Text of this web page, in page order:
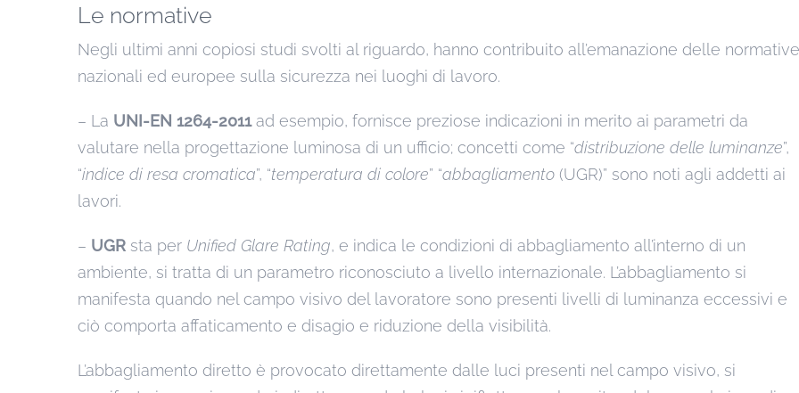
Le normative
Negli ultimi anni copiosi studi svolti al riguardo, hanno contribuito all’emanazione delle normative
nazionali ed europee sulla sicurezza nei luoghi di lavoro.
– La UNI-EN 1264-2011ad esempio, fornisce preziose indicazioni in merito ai parametri da
valutare nella progettazione luminosa di un ufficio; concetti come “distribuzione delle luminanze”,
“indice di resa cromatica”, “temperatura di colore” “abbagliamento (UGR)” sono noti agli addetti ai
lavori.
– UGR sta per Unified Glare Rating, e indica le condizioni di abbagliamento all’interno di un
ambiente, si tratta di un parametro riconosciuto a livello internazionale. L’abbagliamento si
manifesta quando nel campo visivo del lavoratore sono presenti livelli di luminanza eccessivi e
ciò comporta affaticamento e disagio e riduzione della visibilità.
L’abbagliamento diretto è provocato direttamente dalle luci presenti nel campo visivo, si